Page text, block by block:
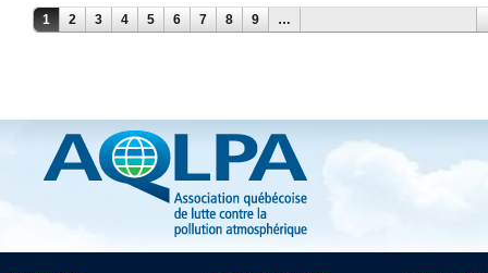
PAGES
1 2 3 4 5 6 7 8 9 …